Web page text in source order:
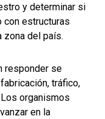
y determinar si
con estructuras
zona del país.
responder se
tráfico,
organismos
en la